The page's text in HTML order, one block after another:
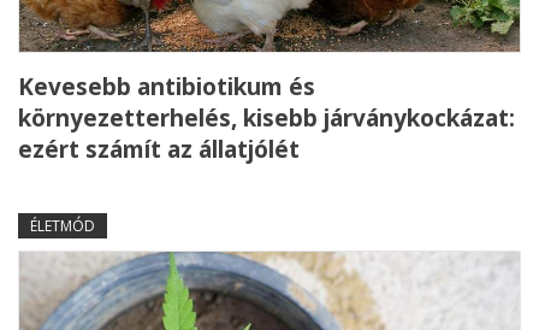
Kevesebb antibiotikum és
környezetterhelés, kisebb járványkockázat:
ezért számít az állatjólét
ÉLETMÓD